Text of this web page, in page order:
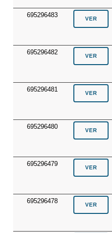
695296483
695296482
695296481
695296480
695296479
695296478